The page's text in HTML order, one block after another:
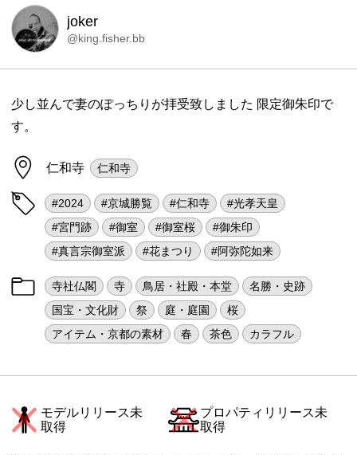
joker
@king.fisher.bb
少し並んで妻のぽっちりが拝受致しました 限定御朱印で
す。
仁和寺 仁和寺
#2024 #京城勝覧 #仁和寺
#光孝天皇
#宮門跡
#御室 #御室桜
#御朱印
#真言宗御室派
#花まつり #阿弥陀如来
寺社仏閣 寺 鳥居・社殿・本堂
名勝・史跡
国宝・文化財
祭 庭・庭園
桜
アイテム・京都の素材
春 茶色 カラフル
モデルリリース未
取得
プロパティリリース未
取得